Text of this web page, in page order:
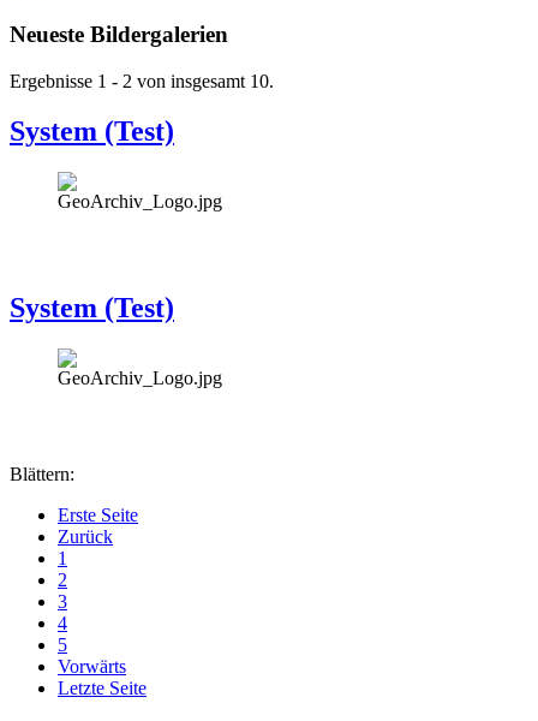
Neueste Bildergalerien
Ergebnisse 1 - 2 von insgesamt 10.
System (Test)
System (Test)
Blättern:
Erste Seite
Zurück
1
2
3
4
5
Vorwärts
Letzte Seite